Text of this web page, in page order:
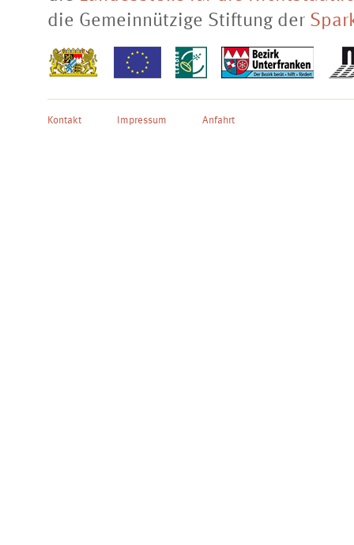
die Gemeinnützige Stiftung der
Kontakt Impressum Anfahrt